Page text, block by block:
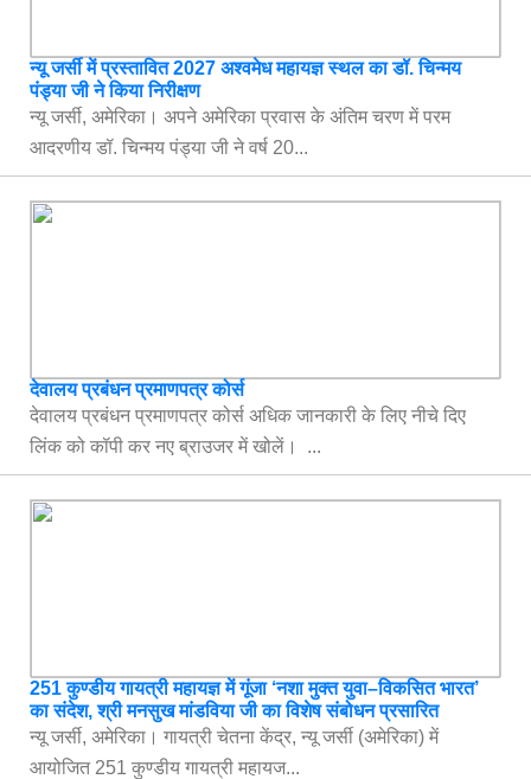
न्यू जर्सी में प्रस्तावित 2027 अश्वमेध महायज्ञ स्थल का डॉ. चिन्मय
पंड्या जी ने किया निरीक्षण
न्यू जर्सी, अमेरिका। अपने अमेरिका प्रवास के अंतिम चरण में परम
आदरणीय डॉ. चिन्मय पंड्या जी ने वर्ष 20...
देवालय प्रबंधन प्रमाणपत्र कोर्स
देवालय प्रबंधन प्रमाणपत्र कोर्स अधिक जानकारी के लिए नीचे दिए
लिंक को कॉपी कर नए ब्राउजर में खोलें। ...
251 कुण्डीय गायत्री महायज्ञ में गूंजा ‘नशा मुक्त युवा–विकसित भारत’
का संदेश, श्री मनसुख मांडविया जी का विशेष संबोधन प्रसारित
न्यू जर्सी, अमेरिका। गायत्री चेतना केंद्र, न्यू जर्सी (अमेरिका) में
आयोजित 251 कुण्डीय गायत्री महायज...